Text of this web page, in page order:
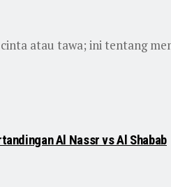
atau tawa; ini tentang
Al Nassr vs Al Shabab